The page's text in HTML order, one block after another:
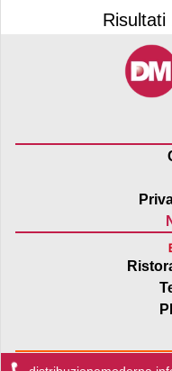
Risultati